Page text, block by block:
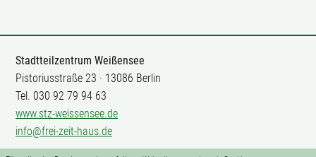
Stadtteilzentrum Weißensee
Pistoriusstraße 23 · 13086 Berlin
Tel. 030 92 79 94 63
www.stz-weissensee.de
info@frei-zeit-haus.de